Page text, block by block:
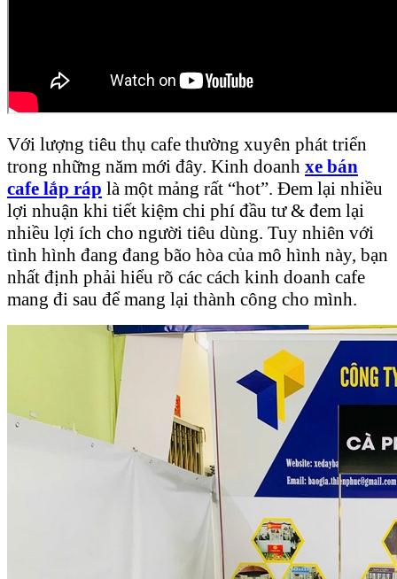
Với lượng tiêu thụ cafe thường xuyên phát triển
trong những năm mới đây. Kinh doanh xe bán
cafe lắp ráp là một mảng rất “hot”. Đem lại nhiều
lợi nhuận khi tiết kiệm chi phí đầu tư & đem lại
nhiều lợi ích cho người tiêu dùng. Tuy nhiên với
tình hình đang đang bão hòa của mô hình này, bạn
nhất định phải hiểu rõ các cách kinh doanh cafe
mang đi sau để mang lại thành công cho mình.